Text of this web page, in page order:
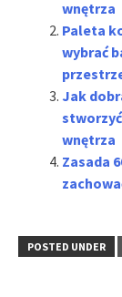
wnętrza
Paleta
wybrać
Jak
wnętrza
Zasada
POSTED UNDER